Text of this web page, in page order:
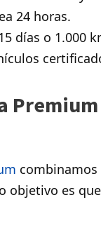
24 horas.
días o 1.000
combinamos
objetivo es